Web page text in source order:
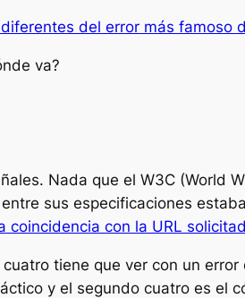
del error más famoso
va?
Nada que el W3C (World
sus especificaciones
con la URL
tiene que ver con un
y el segundo cuatro es el